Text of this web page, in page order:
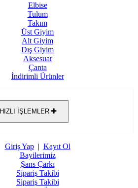
Elbise
Tulum
Takım
Üst Giyim
Alt Giyim
Dış Giyim
Aksesuar
Çanta
İndirimli Ürünler
HIZLI İŞLEMLER
Giriş Yap| Kayıt Ol
Bayilerimiz
Şans Çarkı
Sipariş Takibi
Sipariş Takibi